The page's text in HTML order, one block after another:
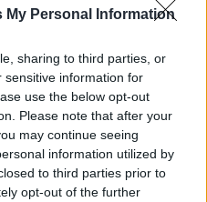
My Personal Information
sharing to third parties, or
sensitive information for
use the below opt-out
Please note that after your
may continue seeing
information utilized by
to third parties prior to
opt-out of the further
2
glasyr gräddade på
dem i ugn.